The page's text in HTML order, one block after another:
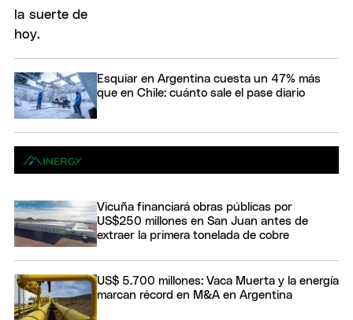
Esquiar en Argentina cuesta un 47% más
que en Chile: cuánto sale el pase diario
Vicuña financiará obras públicas por
US$250 millones en San Juan antes de
extraer la primera tonelada de cobre
US$ 5.700 millones: Vaca Muerta y la energía
marcan récord en M&A en Argentina